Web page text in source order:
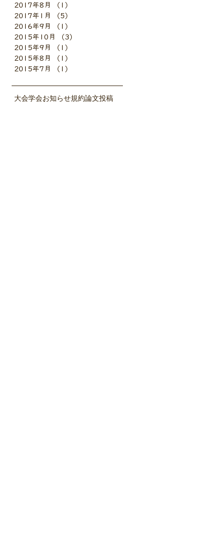
2017年8月
（1）
2017年1月
（5）
2016年9月
（1）
2015年10月
（3）
2015年9月
（1）
2015年8月
（1）
2015年7月
（1）
大会学会お知らせ規約論文投稿